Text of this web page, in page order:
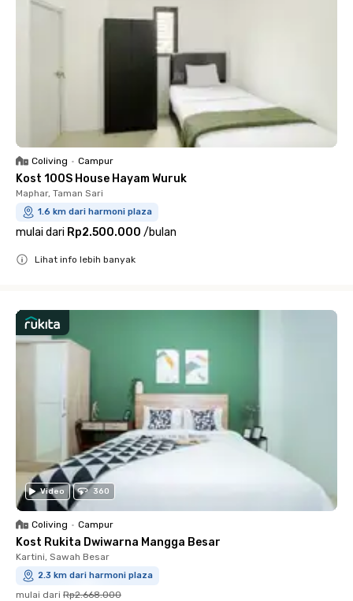
Coliving • Campur
Kost 100S House Hayam Wuruk
Maphar, Taman Sari
1.6 km dari harmoni plaza
mulai dari Rp2.500.000 /bulan
Lihat info lebih banyak
Video 360
Coliving • Campur
Kost Rukita Dwiwarna Mangga Besar
Kartini, Sawah Besar
2.3 km dari harmoni plaza
mulai dari Rp2.668.000